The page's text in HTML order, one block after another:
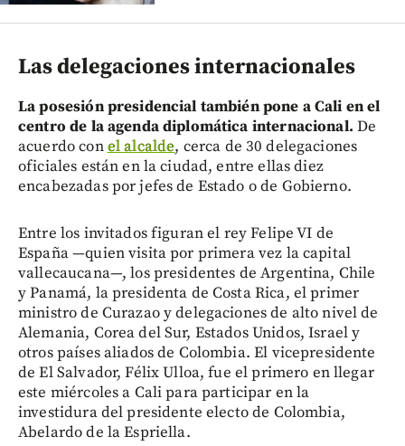
Las delegaciones internacionales
La posesión presidencial también pone a Cali en el
centro de la agenda diplomática internacional. De
acuerdo conel alcalde, cerca de 30 delegaciones
oficiales están en la ciudad, entre ellas diez
encabezadas por jefes de Estado o de Gobierno.
Entre los invitados figuran el rey Felipe VI de
España —quien visita por primera vez la capital
vallecaucana—, los presidentes de Argentina, Chile
y Panamá, la presidenta de Costa Rica, el primer
ministro de Curazao y delegaciones de alto nivel de
Alemania, Corea del Sur, Estados Unidos, Israel y
otros países aliados de Colombia. El vicepresidente
de El Salvador, Félix Ulloa, fue el primero en llegar
este miércoles a Cali para participar en la
investidura del presidente electo de Colombia,
Abelardo de la Espriella.